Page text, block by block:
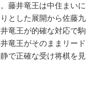
藤井竜王は中住まいに
とした展開から佐藤九
竜王が的確な対応で駒
竜王がそのままリード
で正確な受け将棋を見